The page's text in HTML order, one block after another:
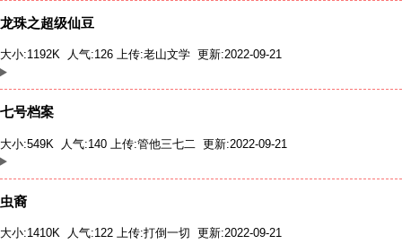
龙珠之超级仙豆
大小:1192K 人气:126 上传:老山文学 更新:2022-09-21
七号档案
大小:549K 人气:140 上传:管他三七二 更新:2022-09-21
虫裔
大小:1410K 人气:122 上传:打倒一切 更新:2022-09-21